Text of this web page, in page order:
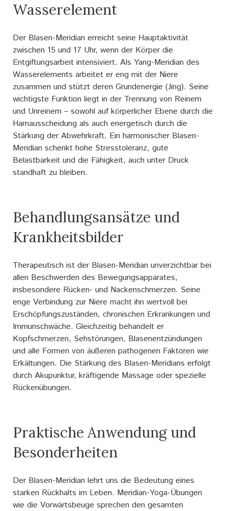
Wasserelement
Der Blasen-Meridian erreicht seine Hauptaktivität
zwischen 15 und 17 Uhr, wenn der Körper die
Entgiftungsarbeit intensiviert. Als Yang-Meridian des
Wasserelements arbeitet er eng mit der Niere
zusammen und stützt deren Grundenergie (Jing). Seine
wichtigste Funktion liegt in der Trennung von Reinem
und Unreinem – sowohl auf körperlicher Ebene durch die
Harnausscheidung als auch energetisch durch die
Stärkung der Abwehrkraft. Ein harmonischer Blasen-
Meridian schenkt hohe Stresstoleranz, gute
Belastbarkeit und die Fähigkeit, auch unter Druck
standhaft zu bleiben.
Behandlungsansätze und
Krankheitsbilder
Therapeutisch ist der Blasen-Meridian unverzichtbar bei
allen Beschwerden des Bewegungsapparates,
insbesondere Rücken- und Nackenschmerzen. Seine
enge Verbindung zur Niere macht ihn wertvoll bei
Erschöpfungszuständen, chronischen Erkrankungen und
Immunschwäche. Gleichzeitig behandelt er
Kopfschmerzen, Sehstörungen, Blasenentzündungen
und alle Formen von äußeren pathogenen Faktoren wie
Erkältungen. Die Stärkung des Blasen-Meridians erfolgt
durch Akupunktur, kräftigende Massage oder spezielle
Rückenübungen.
Praktische Anwendung und
Besonderheiten
Der Blasen-Meridian lehrt uns die Bedeutung eines
starken Rückhalts im Leben. Meridian-Yoga-Übungen
wie die Vorwärtsbeuge sprechen den gesamten